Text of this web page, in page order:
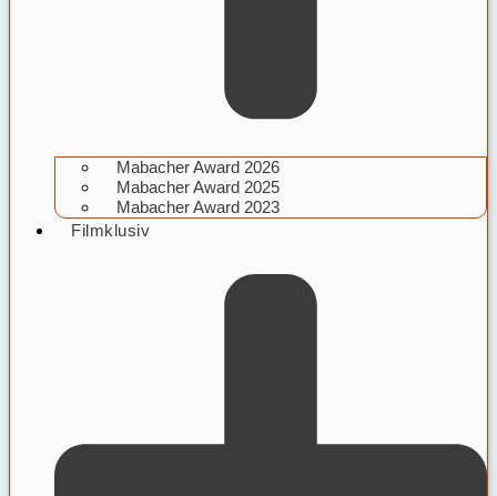
Mabacher Award 2026
Mabacher Award 2025
Mabacher Award 2023
Filmklusiv